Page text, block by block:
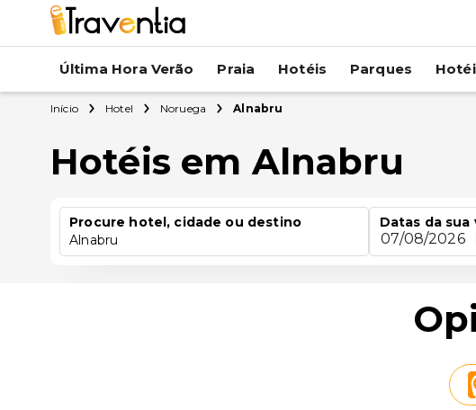
Última Hora Verão Praia Hotéis Parques
Início Hotel Noruega Alnabru
Hotéis em Alnabru
Procure hotel, cidade ou destino
Alnabru
Datas da sua
07/08/2026